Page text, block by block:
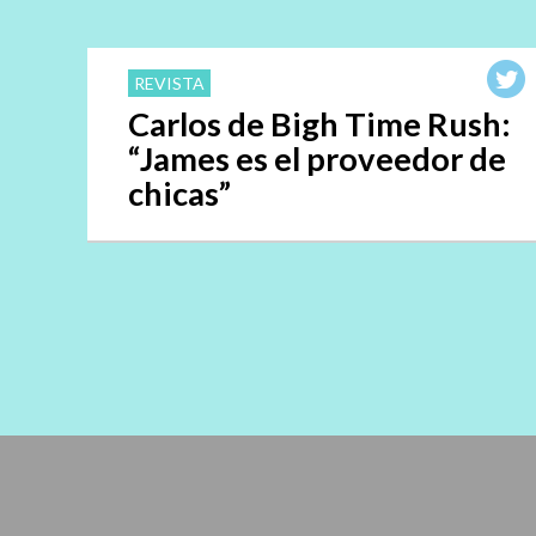
REVISTA
Carlos de Bigh Time Rush:
“James es el proveedor de
chicas”